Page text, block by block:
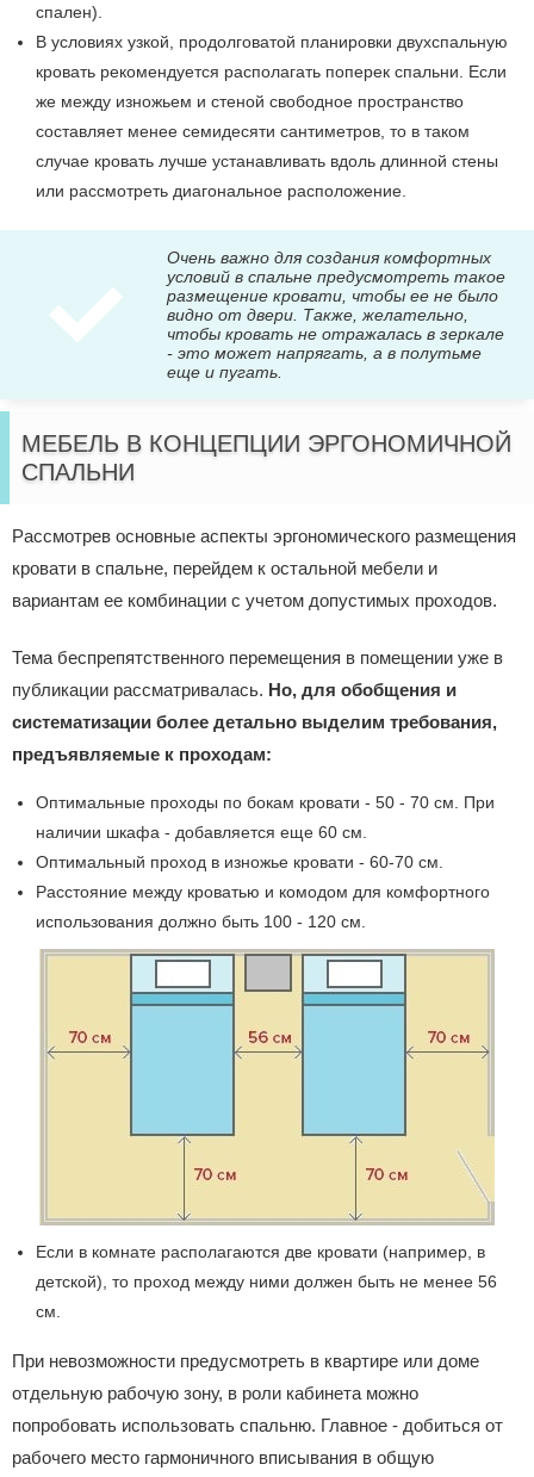
спален).
В условиях узкой, продолговатой планировки двухспальную
кровать рекомендуется располагать поперек спальни. Если
же между изножьем и стеной свободное пространство
составляет менее семидесяти сантиметров, то в таком
случае кровать лучше устанавливать вдоль длинной стены
или рассмотреть диагональное расположение.
Очень важно для создания комфортных
условий в спальне предусмотреть такое
размещение кровати, чтобы ее не было
видно от двери. Также, желательно,
чтобы кровать не отражалась в зеркале
- это может напрягать, а в полутьме
еще и пугать.
МЕБЕЛЬ В КОНЦЕПЦИИ ЭРГОНОМИЧНОЙ
СПАЛЬНИ
Рассмотрев основные аспекты эргономического размещения
кровати в спальне, перейдем к остальной мебели и
вариантам ее комбинации с учетом допустимых проходов.
Тема беспрепятственного перемещения в помещении уже в
публикации рассматривалась. Но, для обобщения и
систематизации более детально выделим требования,
предъявляемые к проходам:
Оптимальные проходы по бокам кровати - 50 - 70 см. При
наличии шкафа - добавляется еще 60 см.
Оптимальный проход в изножье кровати - 60-70 см.
Расстояние между кроватью и комодом для комфортного
использования должно быть 100 - 120 см.
Если в комнате располагаются две кровати (например, в
детской), то проход между ними должен быть не менее 56
см.
При невозможности предусмотреть в квартире или доме
отдельную рабочую зону, в роли кабинета можно
попробовать использовать спальню. Главное - добиться от
рабочего место гармоничного вписывания в общую